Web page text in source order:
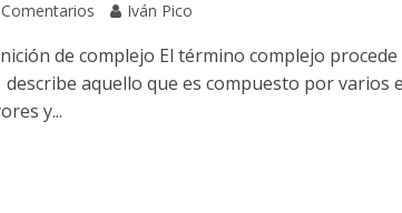
Iván Pico
de complejo El término complejo
aquello que es compuesto por varios
y...